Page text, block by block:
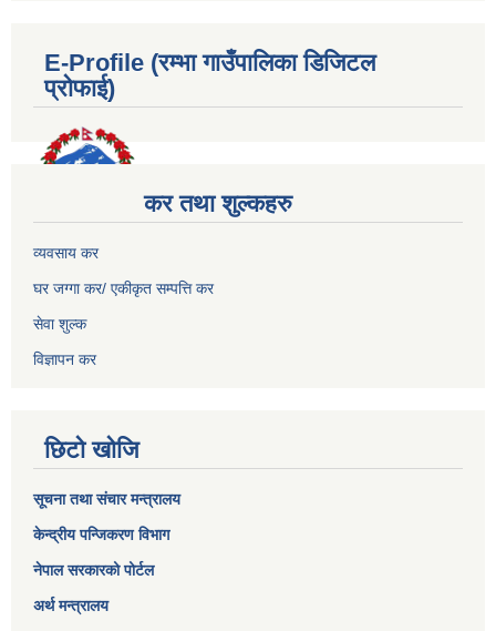
E-Profile (रम्भा गाउँपालिका डिजिटल
प्रोफाई)
कर तथा शुल्कहरु
व्यवसाय कर
घर जग्गा कर/ एकीकृत सम्पत्ति कर
सेवा शुल्क
विज्ञापन कर
छिटो खोजि
सूचना तथा संचार मन्त्रालय
केन्द्रीय पन्जिकरण विभाग
नेपाल सरकारको पोर्टल
अर्थ मन्त्रालय